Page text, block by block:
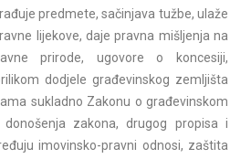
predmete, sačinjava tužbe, ulaže
lijekove, daje pravna mišljenja na
prirode, ugovore o koncesiji,
dodjele građevinskog zemljišta
sukladno Zakonu o građevinskom
zakona, drugog propisa i
imovinsko-pravni odnosi, zaštita